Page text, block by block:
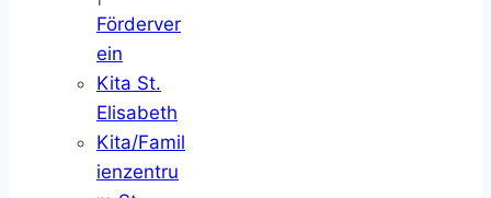
Förderver
ein
Kita St.
Elisabeth
Kita/Famil
ienzentru